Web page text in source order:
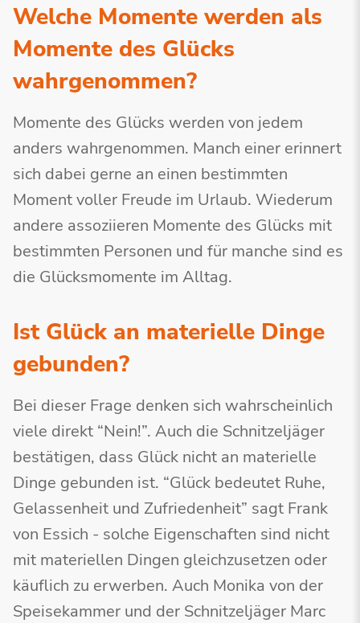
Welche Momente werden als
Momente des Glücks
wahrgenommen?
Momente des Glücks werden von jedem
anders wahrgenommen. Manch einer erinnert
sich dabei gerne an einen bestimmten
Moment voller Freude im Urlaub. Wiederum
andere assoziieren Momente des Glücks mit
bestimmten Personen und für manche sind es
die Glücksmomente im Alltag.
Ist Glück an materielle Dinge
gebunden?
Bei dieser Frage denken sich wahrscheinlich
viele direkt “Nein!”. Auch die Schnitzeljäger
bestätigen, dass Glück nicht an materielle
Dinge gebunden ist. “Glück bedeutet Ruhe,
Gelassenheit und Zufriedenheit” sagt Frank
von Essich - solche Eigenschaften sind nicht
mit materiellen Dingen gleichzusetzen oder
käuflich zu erwerben. Auch Monika von der
Speisekammer und der Schnitzeljäger Marc